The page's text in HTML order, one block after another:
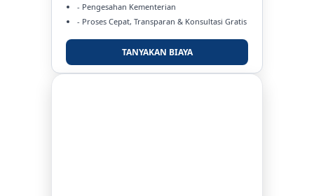
- Pengesahan Kementerian
- Proses Cepat, Transparan & Konsultasi Gratis
TANYAKAN BIAYA